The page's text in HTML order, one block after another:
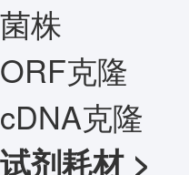
菌株
ORF克隆
cDNA克隆
试剂耗材 >